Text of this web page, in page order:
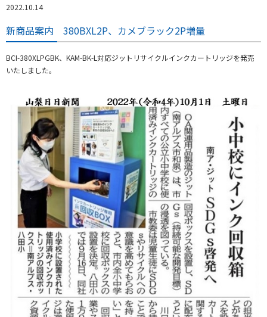
2022.10.14
新商品案内 380BXL2P、カメブラック2P増量
BCI-380XLPGBK、KAM-BK-L対応ジットリサイクルインクカートリッジを発売
いたしました。